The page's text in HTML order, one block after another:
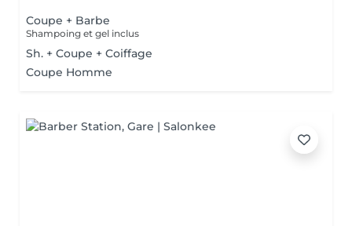
Coupe + Barbe
Shampoing et gel inclus
Sh. + Coupe + Coiffage
Coupe Homme